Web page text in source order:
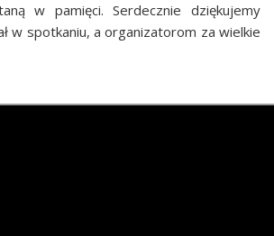
w pamięci. Serdecznie dziękujemy
w spotkaniu, a organizatorom za wielkie